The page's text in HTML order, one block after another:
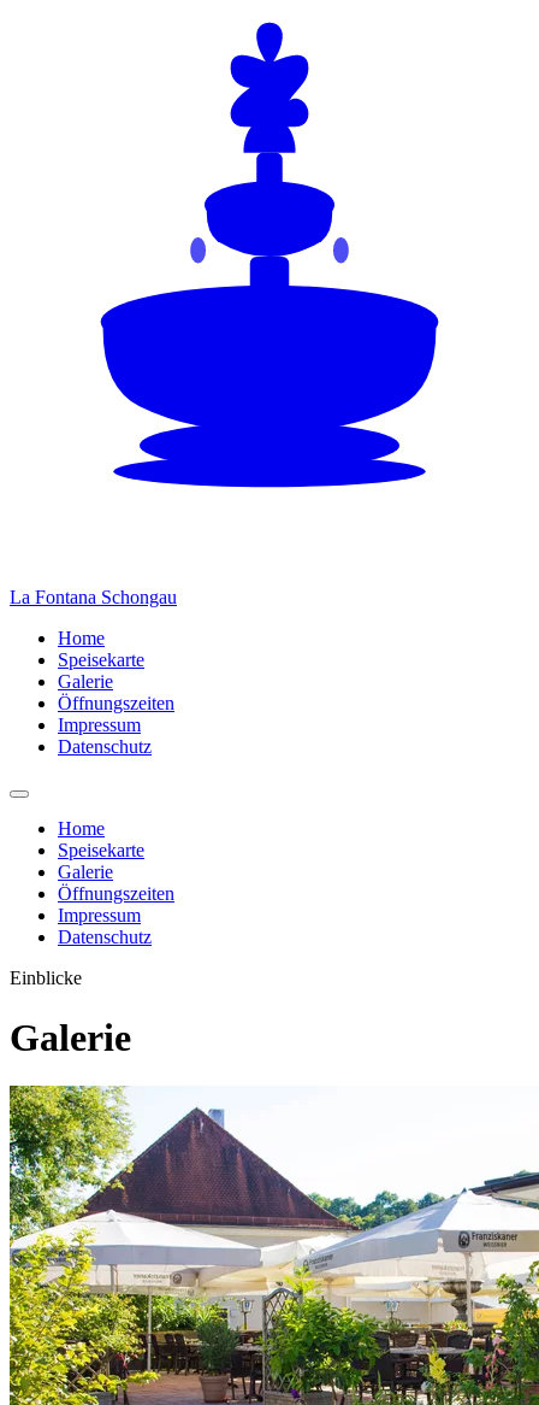
La Fontana Schongau
Home
Speisekarte
Galerie
Öffnungszeiten
Impressum
Datenschutz
Home
Speisekarte
Galerie
Öffnungszeiten
Impressum
Datenschutz
Einblicke
Galerie